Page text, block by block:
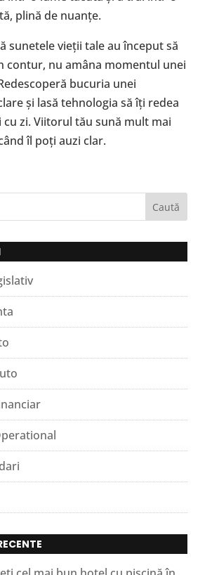
plină de nuanțe.
sunetele vieții tale au început să
contur, nu amâna momentul unei
bucuria unei
și lasă tehnologia să îți redea
cu zi. Viitorul tău sună mult mai
îl poți auzi clar.